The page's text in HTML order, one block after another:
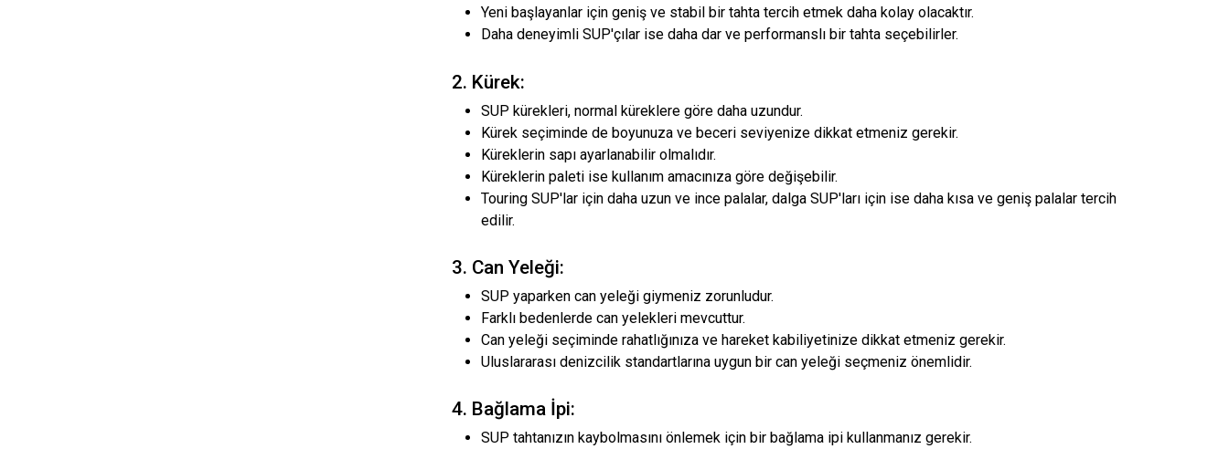
Yeni başlayanlar için geniş ve stabil bir tahta tercih etmek daha kolay olacaktır.
Daha deneyimli SUP'çılar ise daha dar ve performanslı bir tahta seçebilirler.
2. Kürek:
SUP kürekleri, normal küreklere göre daha uzundur.
Kürek seçiminde de boyunuza ve beceri seviyenize dikkat etmeniz gerekir.
Küreklerin sapı ayarlanabilir olmalıdır.
Küreklerin paleti ise kullanım amacınıza göre değişebilir.
Touring SUP'lar için daha uzun ve ince palalar, dalga SUP'ları için ise daha kısa ve geniş palalar tercih
edilir.
3. Can Yeleği:
SUP yaparken can yeleği giymeniz zorunludur.
Farklı bedenlerde can yelekleri mevcuttur.
Can yeleği seçiminde rahatlığınıza ve hareket kabiliyetinize dikkat etmeniz gerekir.
Uluslararası denizcilik standartlarına uygun bir can yeleği seçmeniz önemlidir.
4. Bağlama İpi:
SUP tahtanızın kaybolmasını önlemek için bir bağlama ipi kullanmanız gerekir.